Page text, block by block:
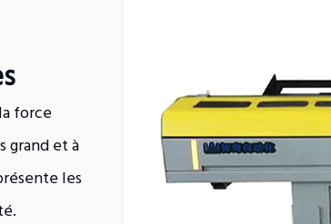
force
grand et à
les